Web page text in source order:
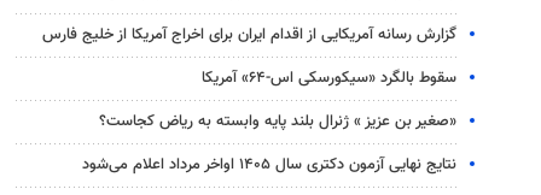
گزارش رسانه آمریکایی از اقدام ایران برای اخراج آمریکا از خلیج فارس
سقوط بالگرد «سیکورسکی اس-۶۴» آمریکا
«صغیر بن عزیز » ژنرال بلند پایه وابسته به ریاض کجاست؟
نتایج نهایی آزمون دکتری سال ۱۴۰۵ اواخر مرداد اعلام می‌شود